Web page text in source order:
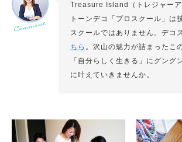
Treasure Island（トレジャーア
トーンデコ「プロスクール」は
スクールではありません。デコ
ちら 。沢山の魅力が詰まったこ
「自分らしく生きる」にグング
に叶えていきませんか。